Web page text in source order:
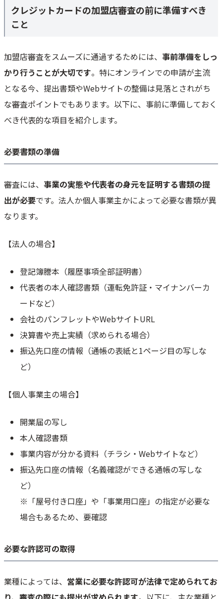
クレジットカードの加盟店審査の前に準備すべき
こと
加盟店審査をスムーズに通過するためには、 事前準備をしっ
かり行うことが大切です。特にオンラインでの申請が主流
となる今、提出書類やWebサイトの整備は見落とされがち
な審査ポイントでもあります。以下に、事前に準備しておく
べき代表的な項目を紹介します。
必要書類の準備
審査には、 事業の実態や代表者の身元を証明する書類の提
出が必要です。法人か個人事業主かによって必要な書類が異
なります。
【法人の場合】
登記簿謄本（履歴事項全部証明書）
代表者の本人確認書類（運転免許証・マイナンバーカ
ードなど）
会社のパンフレットやWebサイトURL
決算書や売上実績（求められる場合）
振込先口座の情報（通帳の表紙と1ページ目の写しな
ど）
【個人事業主の場合】
開業届の写し
本人確認書類
事業内容が分かる資料（チラシ・Webサイトなど）
振込先口座の情報（名義確認ができる通帳の写しな
ど）
※「屋号付き口座」や「事業用口座」の指定が必要な
場合もあるため、要確認
必要な許認可の取得
業種によっては、 営業に必要な許認可が法律で定められてお